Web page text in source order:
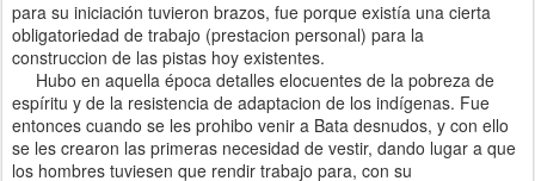
para su iniciación tuvieron brazos, fue porque existía una cierta
obligatoriedad de trabajo (prestacion personal) para la
construccion de las pistas hoy existentes.
Hubo en aquella época detalles elocuentes de la pobreza de
espíritu y de la resistencia de adaptacion de los indígenas. Fue
entonces cuando se les prohibo venir a Bata desnudos, y con ello
se les crearon las primeras necesidad de vestir, dando lugar a que
los hombres tuviesen que rendir trabajo para, con su